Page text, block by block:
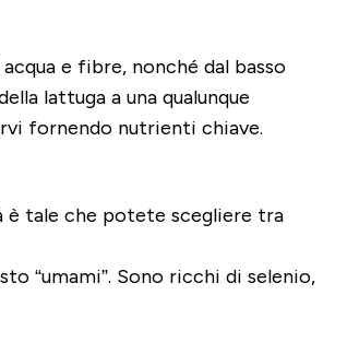
e fibre, nonché dal basso
lattuga a una qualunque
fornendo nutrienti chiave.
è tale che potete scegliere tra
“umami”. Sono ricchi di selenio,